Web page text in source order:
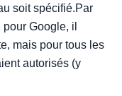
soit spécifié.Par
Google, il
mais pour tous les
autorisés (y